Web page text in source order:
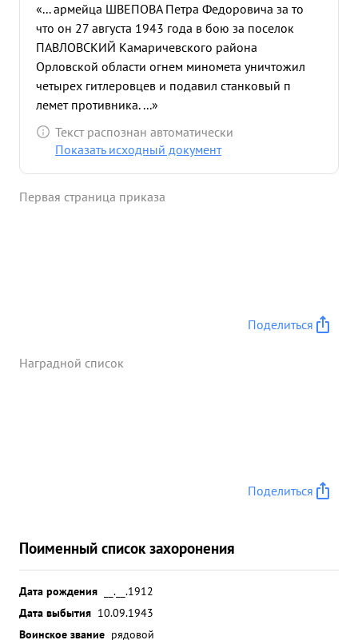
«... армейца ШВЕПОВА Петра Федоровича за то
что он 27 августа 1943 года в бою за поселок
ПАВЛОВСКИЙ Камаричевского района
Орловской области огнем миномета уничтожил
четырех гитлеровцев и подавил станковый п
лемет противника. ...»
Текст распознан автоматически
Показать исходный документ
Первая страница приказа
Поделиться
Наградной список
Поделиться
Поименный список захоронения
Дата рождения
__.__.1912
Дата выбытия 10.09.1943
Воинское звание рядовой